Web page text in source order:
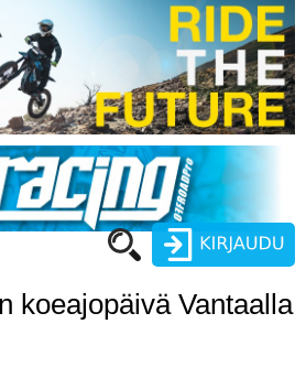
koeajopäivä Vantaalla